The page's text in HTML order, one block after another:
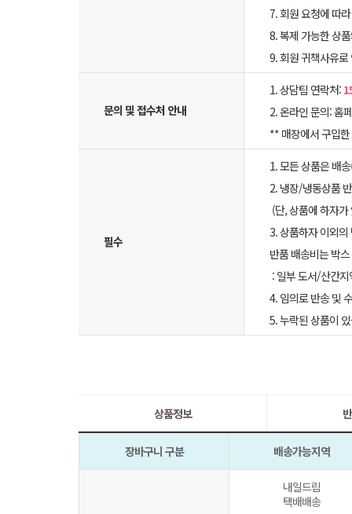
7. 회원 요청에 따
8. 복제 가능한 상
9. 회원 귀책사유
문의 및 접수처 안내
1. 상담팀 연락처:
2. 온라인 문의: 홈
** 매장에서 구입
필수
1. 모든 상품은 배
2. 냉장/냉동상품
(단, 상품에 하자
3. 상품하자 이외
반품 배송비는 박
: 일부 도서/산간
4. 임의로 반송 및
5. 누락된 상품이
상품정보
장바구니 구분 배송가능지역
내일드림
택배배송